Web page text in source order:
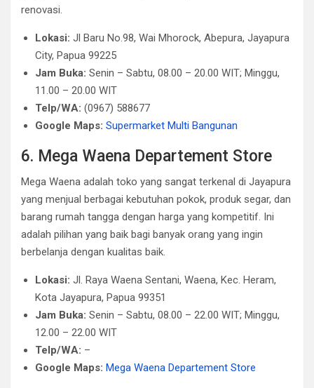
renovasi.
Lokasi: Jl Baru No.98, Wai Mhorock, Abepura, Jayapura
City, Papua 99225
Jam Buka: Senin – Sabtu, 08.00 – 20.00 WIT; Minggu,
11.00 – 20.00 WIT
Telp/WA: (0967) 588677
Google Maps: Supermarket Multi Bangunan
6. Mega Waena Departement Store
Mega Waena adalah toko yang sangat terkenal di Jayapura
yang menjual berbagai kebutuhan pokok, produk segar, dan
barang rumah tangga dengan harga yang kompetitif. Ini
adalah pilihan yang baik bagi banyak orang yang ingin
berbelanja dengan kualitas baik.
Lokasi: Jl. Raya Waena Sentani, Waena, Kec. Heram,
Kota Jayapura, Papua 99351
Jam Buka: Senin – Sabtu, 08.00 – 22.00 WIT; Minggu,
12.00 – 22.00 WIT
Telp/WA: –
Google Maps: Mega Waena Departement Store